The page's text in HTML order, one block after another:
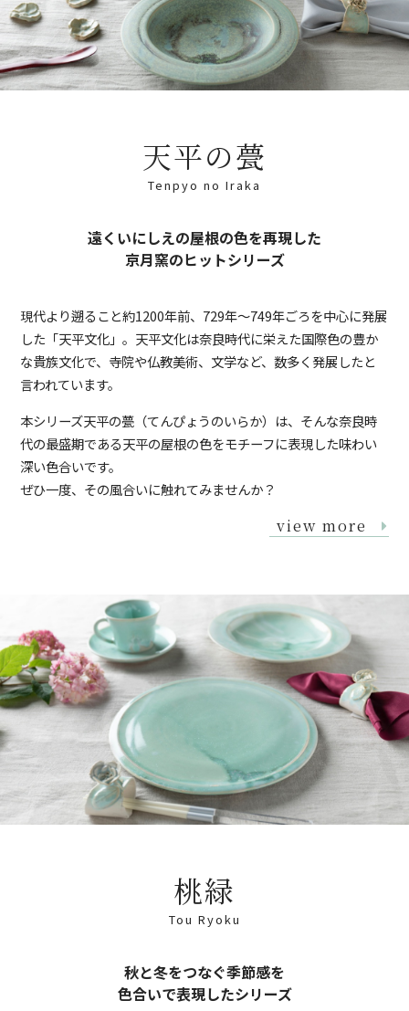
天平の甍
Tenpyo no Iraka
遠くいにしえの屋根の色を再現した
京月窯のヒットシリーズ
現代より遡ること約1200年前、729年〜749年ごろを中心に発展
した「天平文化」。天平文化は奈良時代に栄えた国際色の豊か
な貴族文化で、寺院や仏教美術、文学など、数多く発展したと
言われています。
本シリーズ天平の甍（てんぴょうのいらか）は、そんな奈良時
代の最盛期である天平の屋根の色をモチーフに表現した味わい
深い色合いです。
ぜひ一度、その風合いに触れてみませんか？
view more
桃緑
Tou Ryoku
秋と冬をつなぐ季節感を
色合いで表現したシリーズ